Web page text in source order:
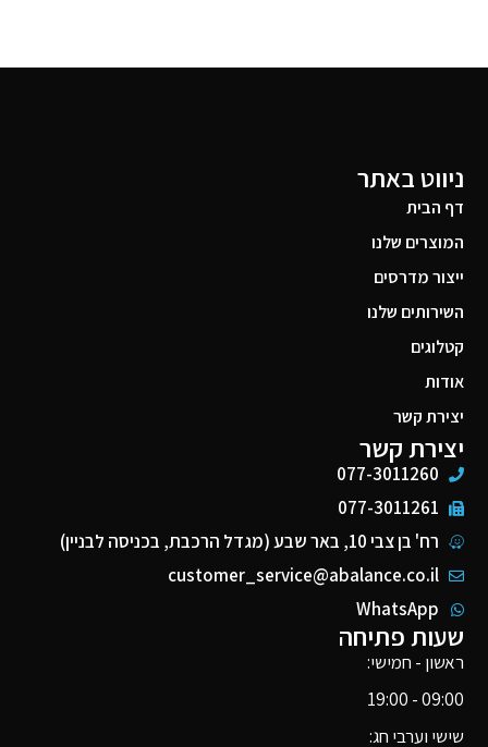
ניווט באתר
דף הבית
המוצרים שלנו
ייצור מדרסים
השירותים שלנו
קטלוגים
אודות
יצירת קשר
יצירת קשר
077-3011260
077-3011261
רח' בן צבי 10, באר שבע (מגדל הרכבת, בכניסה לבניין)
customer_service@abalance.co.il
WhatsApp
שעות פתיחה
ראשון - חמישי:
09:00 - 19:00
שישי וערבי חג: